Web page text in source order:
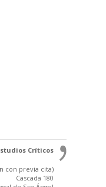
Críticos
con previa cita)
Cascada 180